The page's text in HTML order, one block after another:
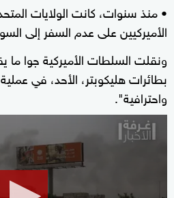
• منذ سنوات، كانت الولايات
الأميركيين على عدم السفر إلى
بطائرات هليكوبتر، الأحد، في
واحترافية".